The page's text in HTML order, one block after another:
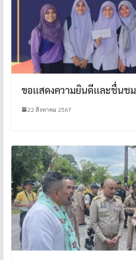
ขอแสดงความยินดีและชื่นชม
22 สิงหาคม 2567